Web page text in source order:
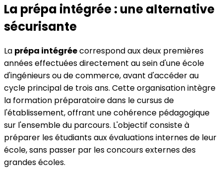
La prépa intégrée : une alternative
sécurisante
La prépa intégréecorrespond aux deux premières
années effectuées directement au sein d'une école
d'ingénieurs ou de commerce, avant d'accéder au
cycle principal de trois ans. Cette organisation intègre
la formation préparatoire dans le cursus de
l'établissement, offrant une cohérence pédagogique
sur l'ensemble du parcours. L'objectif consiste à
préparer les étudiants aux évaluations internes de leur
école, sans passer par les concours externes des
grandes écoles.